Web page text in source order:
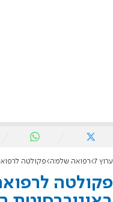
ערוץ 7 רפואה שלמה פקולטה
פקולטה